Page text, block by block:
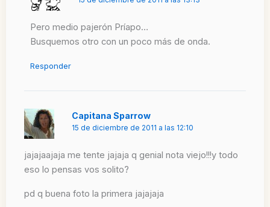
Pero medio pajerón Príapo…
Busquemos otro con un poco más de onda.
Responder
Capitana Sparrow
15 de diciembre de 2011 a las 12:10
jajajaajaja me tente jajaja q genial nota viejo!!!y todo
eso lo pensas vos solito?
pd q buena foto la primera jajajaja